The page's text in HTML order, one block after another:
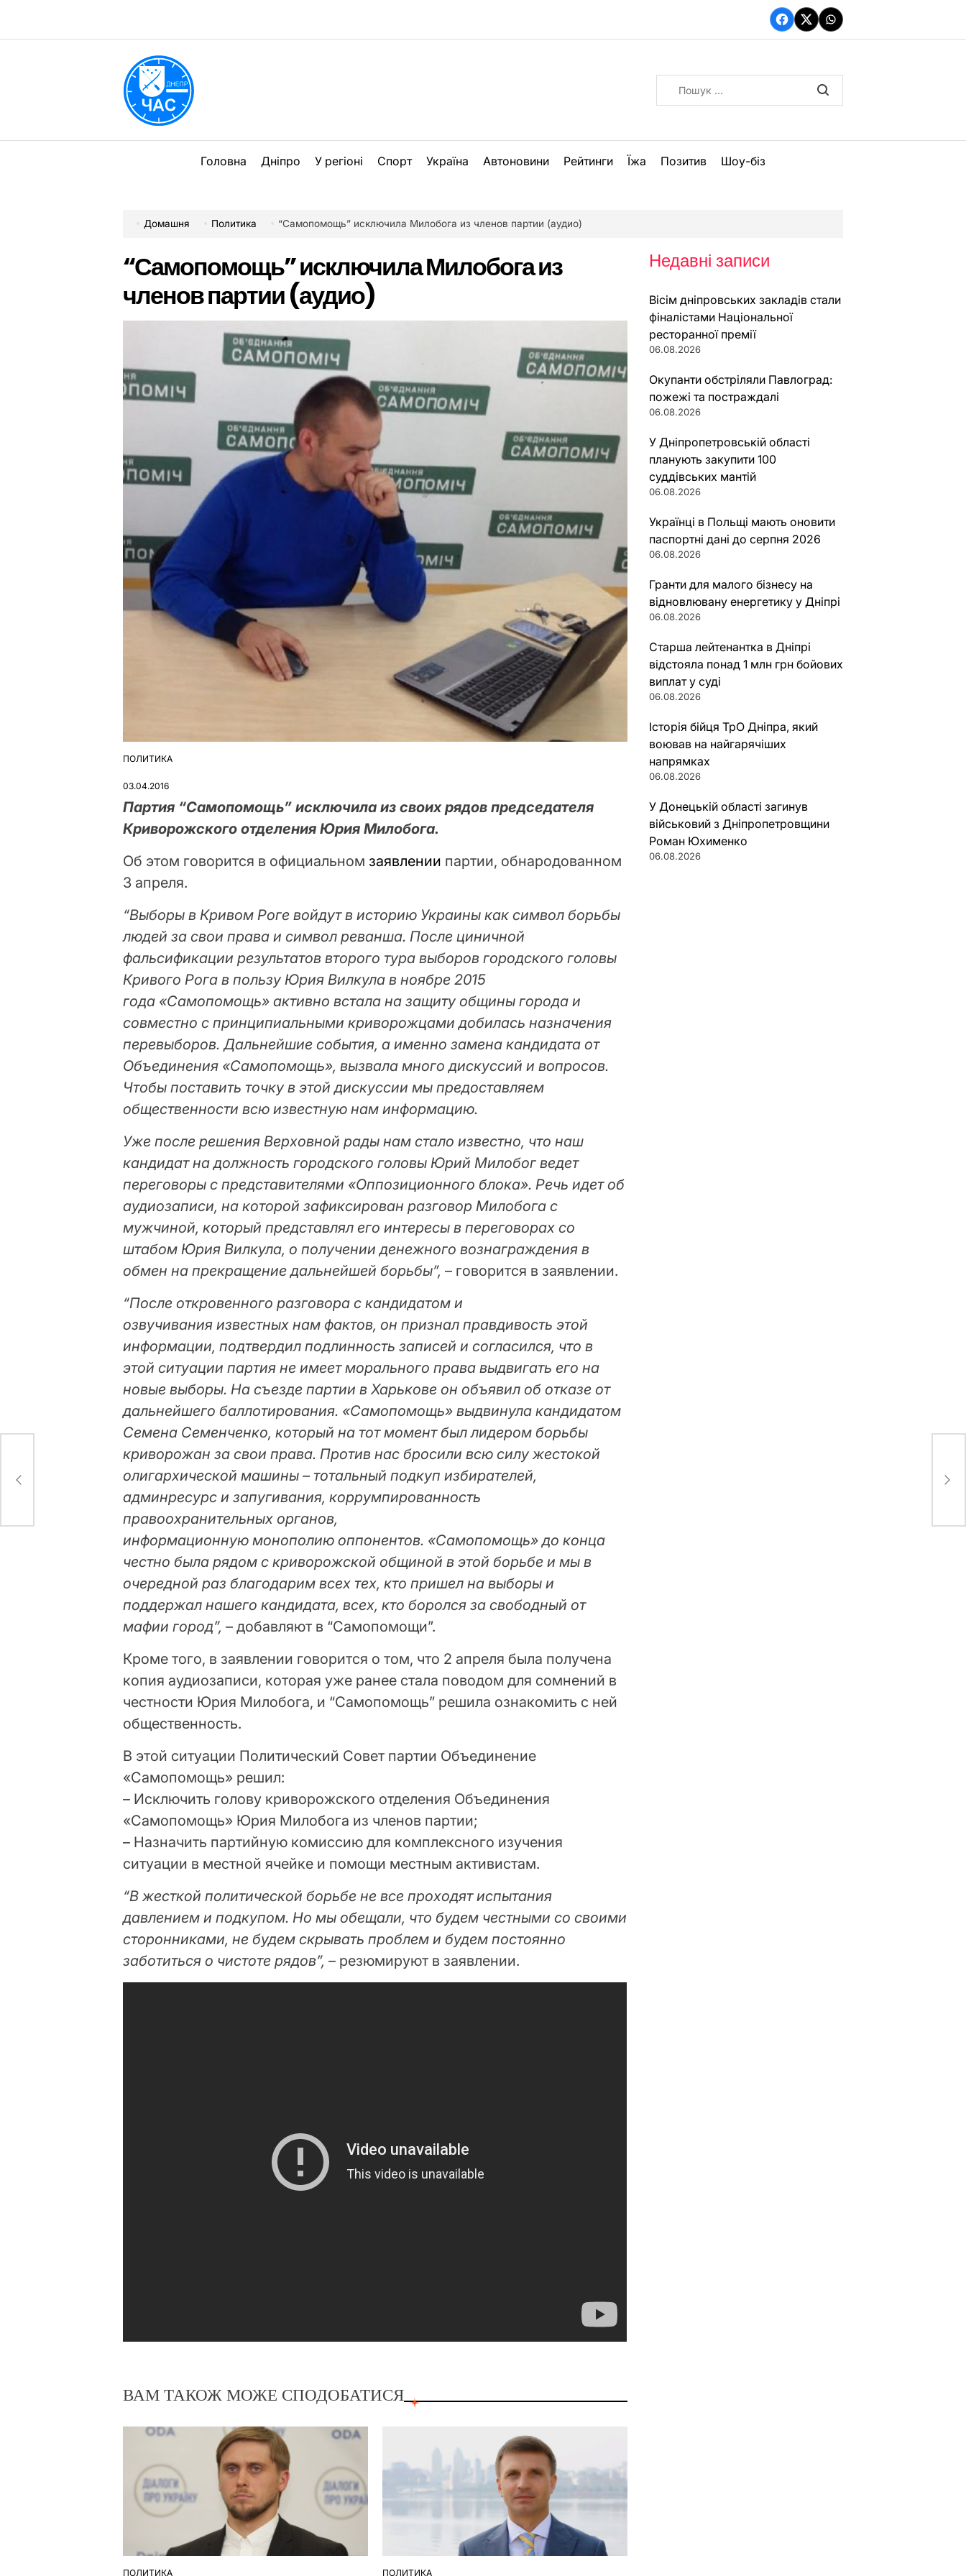
вмісту
Facebook
TwitterWhatsApp
Головна Дніпро У регіоні Спорт Україна Автоновини Рейтинги Їжа Позитив Шоу-біз
Домашня Политика “Самопомощь” исключила Милобога из членов партии (аудио)
“Самопомощь” исключила Милобога из
членов партии (аудио)
ОПУБЛІКУВАТИ
ПОЛИТИКА
03.04.2016
Партия “Самопомощь” исключила из своих рядов председателя
Криворожского отделения Юрия Милобога.
Об этом говорится в официальном заявлении партии, обнародованном
3 апреля.
“Выборы в Кривом Роге войдут в историю Украины как символ борьбы
людей за свои права и символ реванша. После циничной
фальсификации результатов второго тура выборов городского головы
Кривого Рога в пользу Юрия Вилкула в ноябре 2015
года «Самопомощь» активно встала на защиту общины города и
совместно с принципиальными криворожцами добилась назначения
перевыборов. Дальнейшие события, а именно замена кандидата от
Объединения «Самопомощь», вызвала много дискуссий и вопросов.
Чтобы поставить точку в этой дискуссии мы предоставляем
общественности всю известную нам информацию.
Уже после решения Верховной рады нам стало известно, что наш
кандидат на должность городского головы Юрий Милобог ведет
переговоры с представителями «Оппозиционного блока». Речь идет об
аудиозаписи, на которой зафиксирован разговор Милобога с
мужчиной, который представлял его интересы в переговорах со
штабом Юрия Вилкула, о получении денежного вознаграждения в
обмен на прекращение дальнейшей борьбы”,– говорится в заявлении.
“После откровенного разговора с кандидатом и
озвучивания известных нам фактов, он признал правдивость этой
информации, подтвердил подлинность записей и согласился, что в
этой ситуации партия не имеет морального права выдвигать его на
новые выборы. На съезде партии в Харькове он объявил об отказе от
дальнейшего баллотирования. «Самопомощь» выдвинула кандидатом
Семена Семенченко, который на тот момент был лидером борьбы
криворожан за свои права. Против нас бросили всю силу жестокой
олигархической машины – тотальный подкуп избирателей,
админресурс и запугивания, коррумпированность
правоохранительных органов,
информационную монополию оппонентов. «Самопомощь» до конца
честно была рядом с криворожской общиной в этой борьбе и мы в
очередной раз благодарим всех тех, кто пришел на выборы и
поддержал нашего кандидата, всех, кто боролся за свободный от
мафии город”, – добавляют в “Самопомощи”.
Кроме того, в заявлении говорится о том, что 2 апреля была получена
копия аудиозаписи, которая уже ранее стала поводом для сомнений в
честности Юрия Милобога, и “Самопомощь” решила ознакомить с ней
общественность.
В этой ситуации Политический Совет партии Объединение
«Самопомощь» решил:
– Исключить голову криворожского отделения Объединения
«Самопомощь» Юрия Милобога из членов партии;
– Назначить партийную комиссию для комплексного изучения
ситуации в местной ячейке и помощи местным активистам.
“В жесткой политической борьбе не все проходят испытания
давлением и подкупом. Но мы обещали, что будем честными со своими
сторонниками, не будем скрывать проблем и будем постоянно
заботиться о чистоте рядов”, – резюмируют в заявлении.
ВАМ ТАКОЖ МОЖЕ СПОДОБАТИСЯ
ПОЛИТИКА ПОЛИТИКА
Недавні записи
Вісім дніпровських закладів стали
фіналістами Національної
ресторанної премії
06.08.2026
Окупанти обстріляли Павлоград:
пожежі та постраждалі
06.08.2026
У Дніпропетровській області
планують закупити 100
суддівських мантій
06.08.2026
Українці в Польщі мають оновити
паспортні дані до серпня 2026
06.08.2026
Гранти для малого бізнесу на
відновлювану енергетику у Дніпрі
06.08.2026
Старша лейтенантка в Дніпрі
відстояла понад 1 млн грн бойових
виплат у суді
06.08.2026
Історія бійця ТрО Дніпра, який
воював на найгарячіших
напрямках
06.08.2026
У Донецькій області загинув
військовий з Дніпропетровщини
Роман Юхименко
06.08.2026